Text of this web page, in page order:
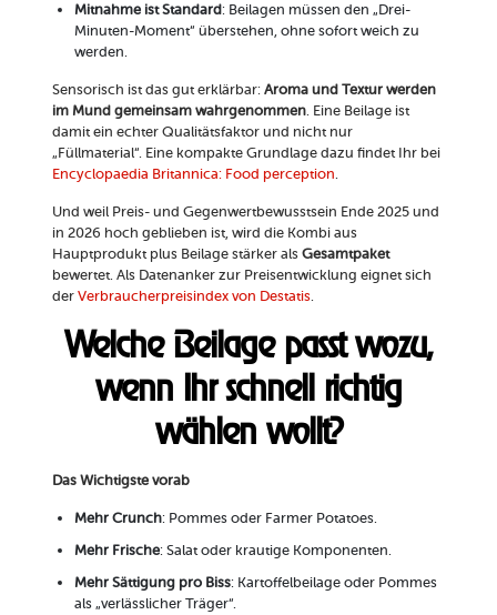
Mitnahme ist Standard: Beilagen müssen den „Drei-
Minuten-Moment“ überstehen, ohne sofort weich zu
werden.
Sensorisch ist das gut erklärbar: Aroma und Textur werden
im Mund gemeinsam wahrgenommen. Eine Beilage ist
damit ein echter Qualitätsfaktor und nicht nur
„Füllmaterial“. Eine kompakte Grundlage dazu findet Ihr bei
Encyclopaedia Britannica: Food perception.
Und weil Preis- und Gegenwertbewusstsein Ende 2025 und
in 2026 hoch geblieben ist, wird die Kombi aus
Hauptprodukt plus Beilage stärker als Gesamtpaket
bewertet. Als Datenanker zur Preisentwicklung eignet sich
der Verbraucherpreisindex von Destatis.
Welche Beilage passt wozu,
wenn Ihr schnell richtig
wählen wollt?
Das Wichtigste vorab
Mehr Crunch: Pommes oder Farmer Potatoes.
Mehr Frische: Salat oder krautige Komponenten.
Mehr Sättigung pro Biss: Kartoffelbeilage oder Pommes
als „verlässlicher Träger“.